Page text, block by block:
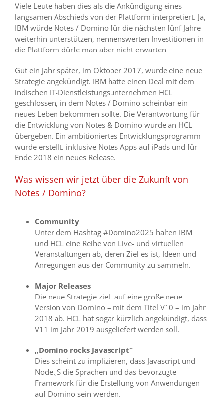
Viele Leute haben dies als die Ankündigung eines
langsamen Abschieds von der Plattform interpretiert. Ja,
IBM würde Notes / Domino für die nächsten fünf Jahre
weiterhin unterstützen, nennenswerten Investitionen in
die Plattform dürfe man aber nicht erwarten.
Gut ein Jahr später, im Oktober 2017, wurde eine neue
Strategie angekündigt. IBM hatte einen Deal mit dem
indischen IT-Dienstleistungsunternehmen HCL
geschlossen, in dem Notes / Domino scheinbar ein
neues Leben bekommen sollte. Die Verantwortung für
die Entwicklung von Notes & Domino wurde an HCL
übergeben. Ein ambitioniertes Entwicklungsprogramm
wurde erstellt, inklusive Notes Apps auf iPads und für
Ende 2018 ein neues Release.
Was wissen wir jetzt über die Zukunft von
Notes / Domino?
Community
Unter dem Hashtag #Domino2025 halten IBM
und HCL eine Reihe von Live- und virtuellen
Veranstaltungen ab, deren Ziel es ist, Ideen und
Anregungen aus der Community zu sammeln.
Major Releases
Die neue Strategie zielt auf eine große neue
Version von Domino – mit dem Titel V10 – im Jahr
2018 ab. HCL hat sogar kürzlich angekündigt, dass
V11 im Jahr 2019 ausgeliefert werden soll.
„Domino rocks Javascript“
Dies scheint zu implizieren, dass Javascript und
Node.JS die Sprachen und das bevorzugte
Framework für die Erstellung von Anwendungen
auf Domino sein werden.